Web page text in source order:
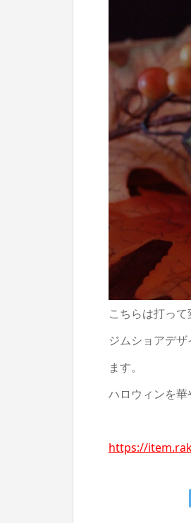
こちらは打っ
ジムショアデ
ます。
ハロウィンを華
https://